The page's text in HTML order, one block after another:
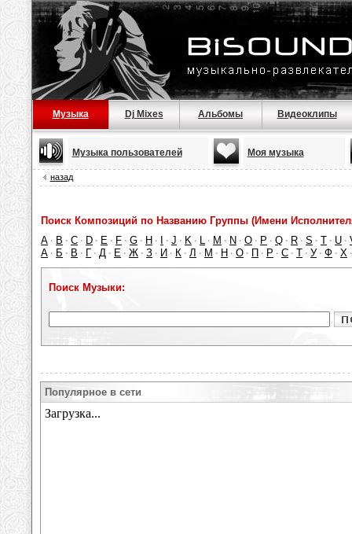
Музыка Dj Mixes Альбомы Видеоклипы
Музыка пользователей Моя музыка
назад
Поиск Композиций по Названию Группы (Имени
A · B · C · D · E · F · G · H · · J · K · L · M · N · O · P · Q · R · S · T · U ·
А · Б · В · Г · Д · Е · Ж · З · И · К · Л · М · Н · О · П · Р · С · Т · У · Ф · Х
Поиск Музыки:
Популярное в сети